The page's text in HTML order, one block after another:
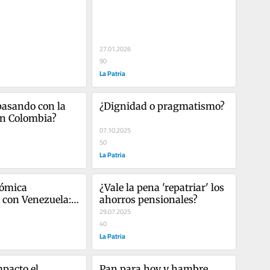
27.01.2026
90
La Patria
con la
Colombia?
¿Dignidad o pragmatismo?
07.10.2025
50
La Patria
Venezuela:
pero
¿Vale la pena 'repatriar' los
ahorros pensionales?
29.07.2025
40
La Patria